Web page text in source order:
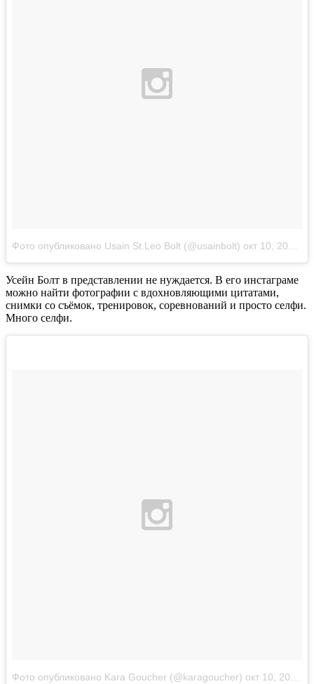
Фото опубликовано Usain St.Leo Bolt (@usainbolt) окт 10, 2014 at 6:45 PDT
Усейн Болт в представлении не нуждается. В его инстаграме
можно найти фотографии с вдохновляющими цитатами,
снимки со съёмок, тренировок, соревнований и просто селфи.
Много селфи.
Фото опубликовано Kara Goucher (@karagoucher) окт 10, 2014 at 11:06 PDT